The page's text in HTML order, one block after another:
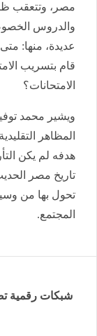
مصر، وتتعقب
والدروس
عديدة، منها:
قام بتسريب
الامتحانات؟
ويشير محمد
المظاهر
هدفه لم يكن
تاريخ مصر
تحول بها من
المجتمع.
شبكات رقمية